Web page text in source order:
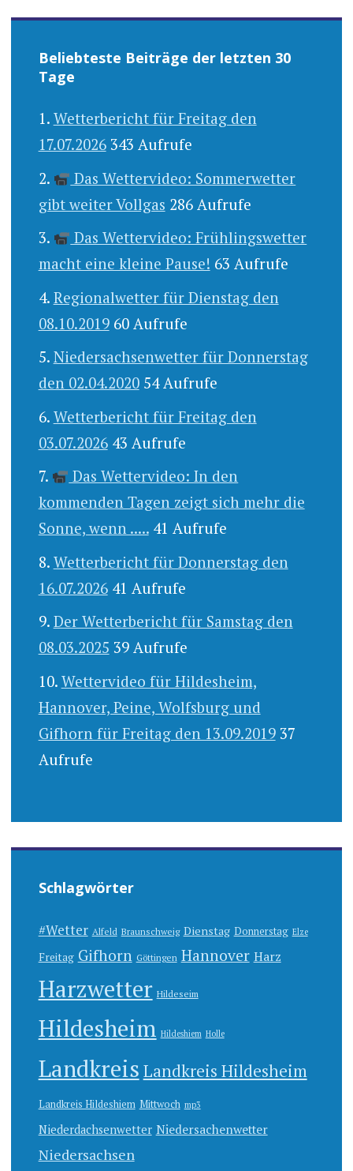
Beliebteste Beiträge der letzten 30
Tage
Wetterbericht für Freitag den
17.07.2026 343 Aufrufe
Das Wettervideo: Sommerwetter
gibt weiter Vollgas 286 Aufrufe
Das Wettervideo: Frühlingswetter
macht eine kleine Pause! 63 Aufrufe
Regionalwetter für Dienstag den
08.10.2019 60 Aufrufe
Niedersachsenwetter für Donnerstag
den 02.04.2020 54 Aufrufe
Wetterbericht für Freitag den
03.07.2026 43 Aufrufe
Das Wettervideo: In den
kommenden Tagen zeigt sich mehr die
Sonne, wenn ..... 41 Aufrufe
Wetterbericht für Donnerstag den
16.07.2026 41 Aufrufe
Der Wetterbericht für Samstag den
08.03.2025 39 Aufrufe
Wettervideo für Hildesheim,
Hannover, Peine, Wolfsburg und
Gifhorn für Freitag den 13.09.2019 37
Aufrufe
Schlagwörter
#Wetter Alfeld Braunschweig Dienstag Donnerstag Elze
Freitag Gifhorn Göttingen Hannover Harz
Harzwetter Hildeseim
Hildesheim Hildeshiem Holle
Landkreis Landkreis Hildesheim
Landkreis Hildeshiem Mittwoch mp3
Niederdachsenwetter Niedersachenwetter
Niedersachsen